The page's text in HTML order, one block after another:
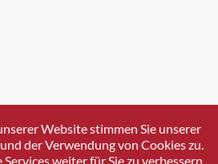
Website stimmen Sie unserer
der Verwendung von Cookies zu.
weiter für Sie zu verbessern.